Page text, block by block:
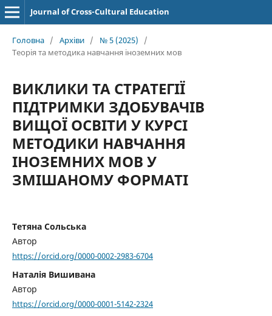
Journal of Cross-Cultural Education
Головна / Архіви / № 5 (2025)
/
Теорія та методика навчання іноземних мов
ВИКЛИКИ ТА СТРАТЕГІЇ
ПІДТРИМКИ ЗДОБУВАЧІВ
ВИЩОЇ ОСВІТИ У КУРСІ
МЕТОДИКИ НАВЧАННЯ
ІНОЗЕМНИХ МОВ У
ЗМІШАНОМУ ФОРМАТІ
Тетяна Сольська
Автор
https://orcid.org/0000-0002-2983-6704
Наталія Вишивана
Автор
https://orcid.org/0000-0001-5142-2324